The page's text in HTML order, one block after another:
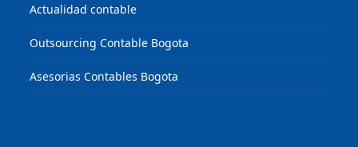
Actualidad contable
Outsourcing Contable Bogota
Asesorias Contables Bogota